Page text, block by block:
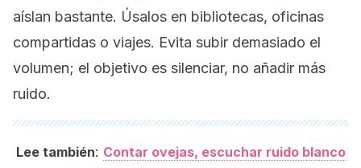
aíslan bastante. Úsalos en bibliotecas, oficinas
compartidas o viajes. Evita subir demasiado el
volumen; el objetivo es silenciar, no añadir más
ruido.
Lee también: Contar ovejas, escuchar ruido blanco